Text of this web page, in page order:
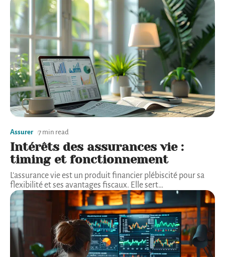
Assurer 7 min read
Intérêts des assurances vie :
timing et fonctionnement
L'assurance vie est un produit financier plébiscité pour sa
flexibilité et ses avantages fiscaux. Elle sert…